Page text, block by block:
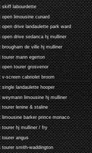
skiff labourdette
open limousine cunard
open drive landaulette park ward
open drive sedanca hj mulliner
brougham de ville hj mulliner
tourer mann egerton
open tourer grosvenor
v-screen cabriolet broom
single landaulette hooper
weymann limousine hj mulliner
tourer lenine & staline
limousine barker prince monaco
tourer hj mulliner / fry
tourer angus
tourer smith-waddington